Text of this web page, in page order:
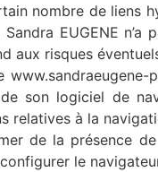
nombre de liens
EUGENE
aux risques
son logiciel de
relatives à la
de la présence
le